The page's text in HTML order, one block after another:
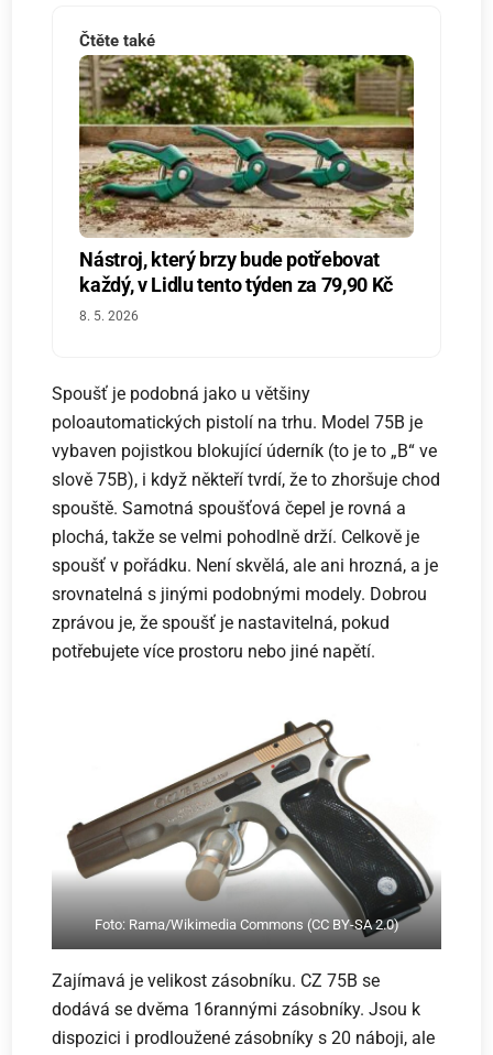
Čtěte také
Nástroj, který brzy bude potřebovat
každý, v Lidlu tento týden za 79,90 Kč
8. 5. 2026
Spoušť je podobná jako u většiny
poloautomatických pistolí na trhu. Model 75B je
vybaven pojistkou blokující úderník (to je to „B“ ve
slově 75B), i když někteří tvrdí, že to zhoršuje chod
spouště. Samotná spoušťová čepel je rovná a
plochá, takže se velmi pohodlně drží. Celkově je
spoušť v pořádku. Není skvělá, ale ani hrozná, a je
srovnatelná s jinými podobnými modely. Dobrou
zprávou je, že spoušť je nastavitelná, pokud
potřebujete více prostoru nebo jiné napětí.
Foto: Rama/Wikimedia Commons (CC BY-SA 2.0)
Zajímavá je velikost zásobníku. CZ 75B se
dodává se dvěma 16rannými zásobníky. Jsou k
dispozici i prodloužené zásobníky s 20 náboji, ale